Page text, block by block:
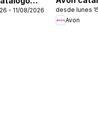
- 11/08/2026
Ciclo 8
desde lunes
Avon